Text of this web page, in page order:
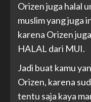
Orizen juga halal
muslim yang juga
karena Orizen
HALAL dari MUI.
Jadi buat kamu
Orizen, karena
tentu saja kaya